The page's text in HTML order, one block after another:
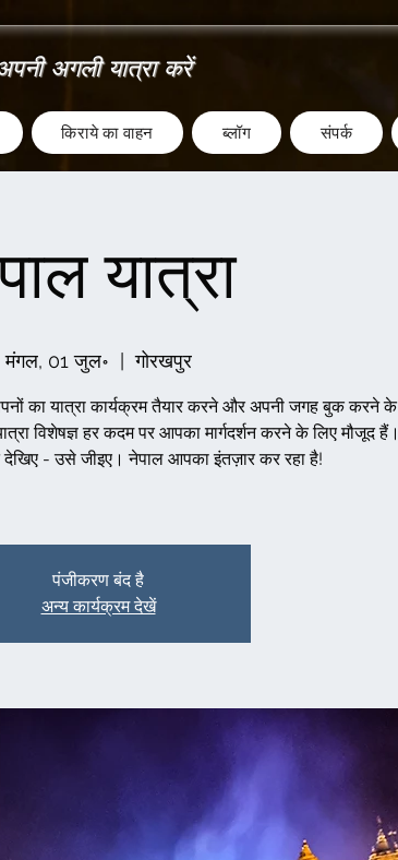
अगली यात्रा करें
किराये का वाहन ब्लॉग संपर्क
यात्रा
मंगल, 01 जुल॰
  |
गोरखपुर
का यात्रा कार्यक्रम तैयार करने और अपनी जगह बुक करने के
विशेषज्ञ हर कदम पर आपका मार्गदर्शन करने के लिए मौजूद हैं।
- उसे जीइए। नेपाल आपका इंतज़ार कर रहा है!
पंजीकरण बंद है
अन्य कार्यक्रम देखें